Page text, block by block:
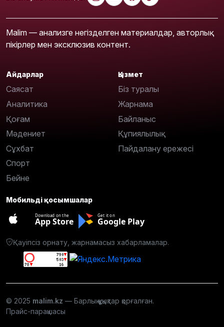
Malim — анализге негізделген материалдар, авторлық
пікірлер мен эксклюзив контент.
Айдарлар
Саясат
Аналитика
Қоғам
Мәдениет
Сұхбат
Спорт
Бейне
Қызмет
Біз туралы
Жарнама
Байланыс
Құпиялылық
Пайдалану ережесі
Мобильді қосымшалар
Download on the
App Store
Get it on
Google Play
Қауіпсіз орнату, жарнамасыз хабарламалар.
© 2025 malim.kz — Барлық құқықтар қорғалған.
Прайс-парақшасы